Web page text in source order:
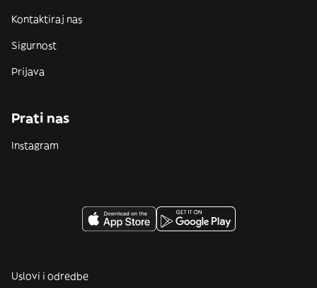
Kontaktiraj nas
Sigurnost
Prijava
Prati nas
Instagram
Uslovi i odredbe